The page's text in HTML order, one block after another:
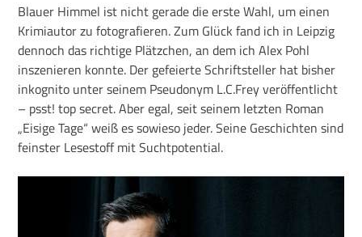
Blauer Himmel ist nicht gerade die erste Wahl, um einen
Krimiautor zu fotografieren. Zum Glück fand ich in Leipzig
dennoch das richtige Plätzchen, an dem ich Alex Pohl
inszenieren konnte. Der gefeierte Schriftsteller hat bisher
inkognito unter seinem Pseudonym L.C.Frey veröffentlicht
– psst! top secret. Aber egal, seit seinem letzten Roman
„Eisige Tage“ weiß es sowieso jeder. Seine Geschichten sind
feinster Lesestoff mit Suchtpotential.